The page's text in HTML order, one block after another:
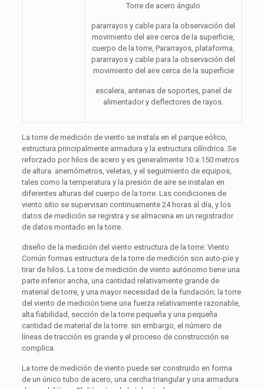
Torre de acero ángulo
pararrayos y cable para la observación del
movimiento del aire cerca de la superficie,
cuerpo de la torre, Pararrayos, plataforma,
pararrayos y cable para la observación del
movimiento del aire cerca de la superficie
escalera, antenas de soportes, panel de
alimentador y deflectores de rayos.
La torre de medición de viento se instala en el parque eólico,
estructura principalmente armadura y la estructura cilíndrica. Se
reforzado por hilos de acero y es generalmente 10 a 150 metros
de altura. anemómetros, veletas, y el seguimiento de equipos,
tales como la temperatura y la presión de aire se instalan en
diferentes alturas del cuerpo de la torre. Las condiciones de
viento sitio se supervisan continuamente 24 horas al día, y los
datos de medición se registra y se almacena en un registrador
de datos montado en la torre.
diseño de la medición del viento estructura de la torre: Viento
Común formas estructura de la torre de medición son auto-pie y
tirar de hilos. La torre de medición de viento autónomo tiene una
parte inferior ancha, una cantidad relativamente grande de
material de torre, y una mayor necesidad de la fundación; la torre
del viento de medición tiene una fuerza relativamente razonable,
alta fiabilidad, sección de la torre pequeña y una pequeña
cantidad de material de la torre. sin embargo, el número de
líneas de tracción es grande y el proceso de construcción se
complica.
La torre de medición de viento puede ser construido en forma
de un único tubo de acero, una cercha triangular y una armadura